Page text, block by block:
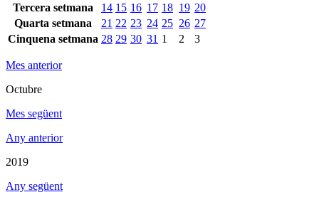
Tercera setmana
14 15 16 17 18 19 20
Quarta setmana
21 22 23 24 25 26 27
Cinquena setmana 28 29 30 31 1 2 3
Mes anterior
Octubre
Mes següent
Any anterior
2019
Any següent